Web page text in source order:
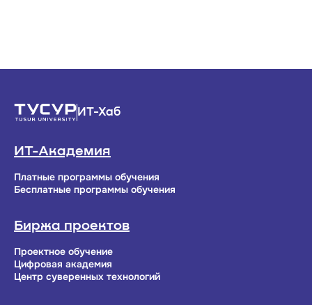
ИТ-Академия
Платные программы обучения
Бесплатные программы обучения
Биржа проектов
Проектное обучение
Цифровая академия
Центр суверенных технологий
ИТ-Хаб